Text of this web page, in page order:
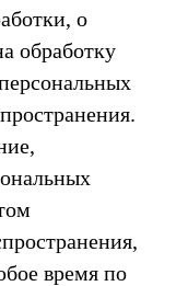
о
обработку
время по